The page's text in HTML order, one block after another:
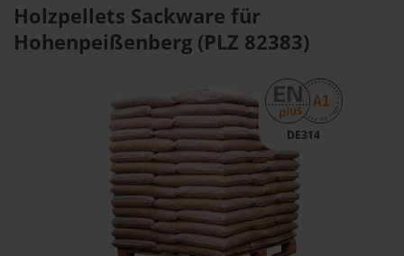
Holzpellets Sackware für
Hohenpeißenberg (PLZ 82383)
DE314